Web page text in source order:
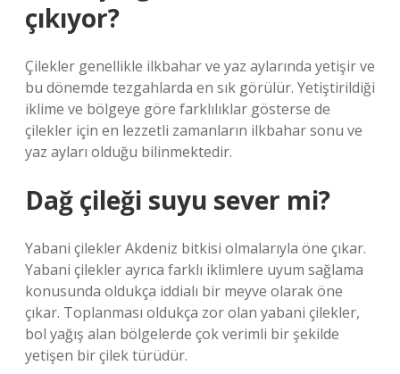
çıkıyor?
Çilekler genellikle ilkbahar ve yaz aylarında yetişir ve
bu dönemde tezgahlarda en sık görülür. Yetiştirildiği
iklime ve bölgeye göre farklılıklar gösterse de
çilekler için en lezzetli zamanların ilkbahar sonu ve
yaz ayları olduğu bilinmektedir.
Dağ çileği suyu sever mi?
Yabani çilekler Akdeniz bitkisi olmalarıyla öne çıkar.
Yabani çilekler ayrıca farklı iklimlere uyum sağlama
konusunda oldukça iddialı bir meyve olarak öne
çıkar. Toplanması oldukça zor olan yabani çilekler,
bol yağış alan bölgelerde çok verimli bir şekilde
yetişen bir çilek türüdür.